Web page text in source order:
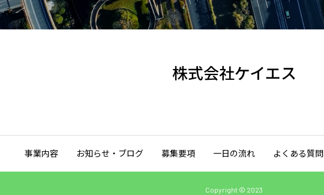
株式会社ケイエス
事業内容 お知らせ・ブログ 募集要項 一日の流れ よくある質問
Copyright © 2023